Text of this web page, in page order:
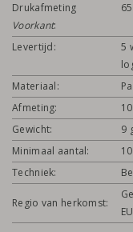
Drukafmeting
Voorkant:
Levertijd:
5
Materiaal:
Afmeting:
Gewicht:
9
Minimaal aantal:
Techniek:
Regio van herkomst:
EU